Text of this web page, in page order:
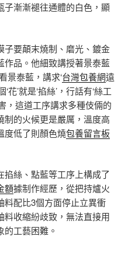
子漸漸褪往通體的白色，顯
子要顛末燒制、磨光、鍍金
品。他細致講授著景泰藍
景泰藍，講求‘台灣包養網遠
花’就是‘掐絲’，行話有‘絲工
，這道工序講求多種伎倆的
的火候更是嚴厲，溫度高
度低了則顏色燒包養留言板
絲、點藍等工序上構成了
額據制作經歷，從把持爐火
料配比3個方面停止立異衝
收縮紛歧致，無法直接用
工藝困難。